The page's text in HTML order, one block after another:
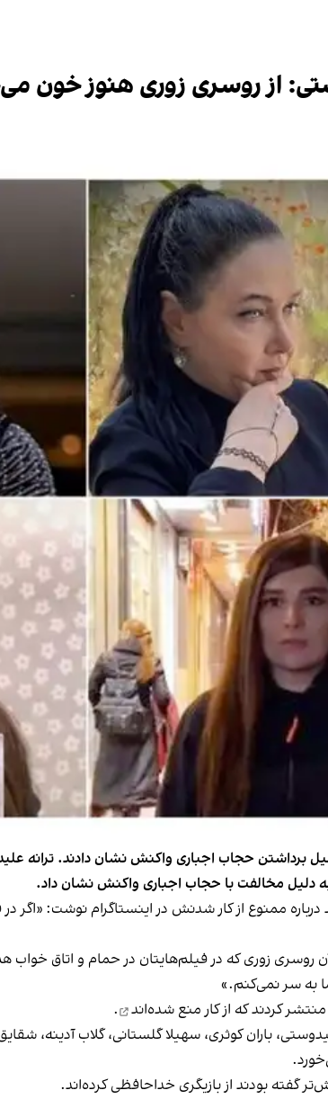
از روسری زوری هنوز خون
برداشتن حجاب اجباری واکنش نشان دادند. ترانه
دلیل مخالفت با حجاب اجباری واکنش نشان داد.
ممنوع‌ از کار شدنش در اینستاگرام نوشت: «اگر
روسری زوری که در فیلم‌هایتان در حمام و اتاق
به سر نمی‌کنم.»
کردند که از کار منع شده‌اند
.
باران کوثری، سهیلا گلستانی، گلاب آدینه،